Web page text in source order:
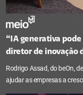
“IA generativa
diretor de inovação
Rodrigo Assad, do beOn,
ajudar as empresas a